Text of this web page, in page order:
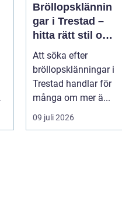
Bröllopsklännin
gar i Trestad –
hitta rätt stil och
passform inför
den stora dagen
Att söka efter
bröllopsklänningar i
Trestad handlar för
många om mer ä...
09 juli 2026